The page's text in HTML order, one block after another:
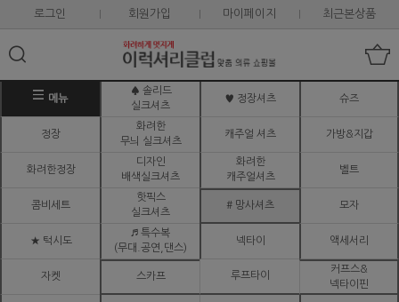
로그인 회원가입 마이페이지 최근본상품
메뉴
♠ 솔리드
실크셔츠
♥ 정장셔츠 슈즈
정장
화려한
무늬 실크셔츠
캐주얼 셔츠 가방&지갑
화려한정장
디자인
배색실크셔츠
화려한
캐주얼셔츠
벨트
콤비세트
핫픽스
실크셔츠
# 망사셔츠 모자
★ 턱시도
♬ 특수복
(무대.공연,댄스)
넥타이 액세서리
자켓 스카프 루프타이
커프스&
넥타이핀